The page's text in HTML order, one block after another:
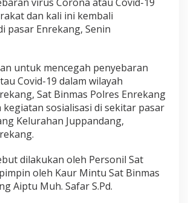
o
n
l
t
B
n
m
a
s
l
r
e
dan kali ini kembali
pasar Enrekang, Senin
untuk mencegah penyebaran
Covid-19 dalam wilayah
Sat Binmas Polres Enrekang
kegiatan sosialisasi di sekitar pasar
Kelurahan Juppandang,
dilakukan oleh Personil Sat
oleh Kaur Mintu Sat Binmas
Aiptu Muh. Safar S.Pd.